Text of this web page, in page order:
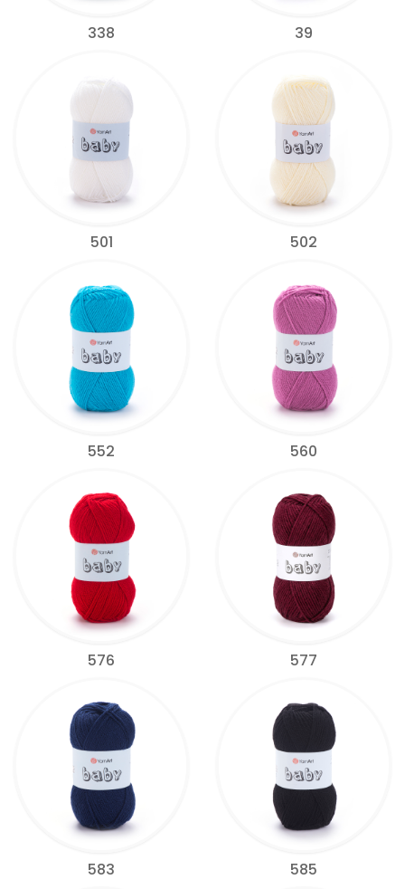
338 39
501 502
552 560
576 577
583 585